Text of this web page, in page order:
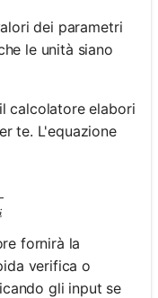
dei parametri
le unità siano
calcolatore elabori
te. L'equazione
=
fornirà la
verifica o
gli input se